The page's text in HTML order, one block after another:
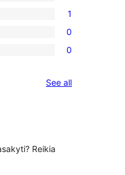
1
0
0
See allreviews
Reikia